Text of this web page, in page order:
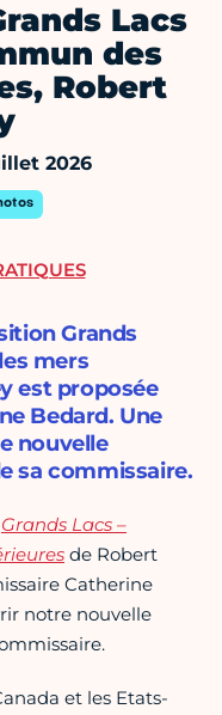
Lacs
des
Robert
2026
Grands
mers
est proposée
Bedard. Une
nouvelle
sa commissaire.
Grands Lacs –
de Robert
Catherine
notre nouvelle
et les Etats-